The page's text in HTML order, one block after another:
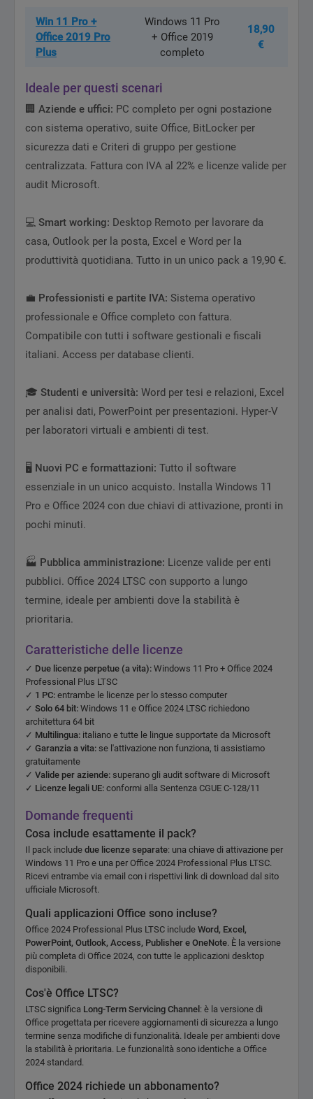
Win 11 Pro +
Office 2019 Pro
Plus
Windows 11 Pro
+ Office 2019
completo
18,90
€
Ideale per questi scenari
🏢 Aziende e uffici: PC completo per ogni postazione
con sistema operativo, suite Office, BitLocker per
sicurezza dati e Criteri di gruppo per gestione
centralizzata. Fattura con IVA al 22% e licenze valide per
audit Microsoft.
💻 Smart working: Desktop Remoto per lavorare da
casa, Outlook per la posta, Excel e Word per la
produttività quotidiana. Tutto in un unico pack a 19,90 €.
💼 Professionisti e partite IVA: Sistema operativo
professionale e Office completo con fattura.
Compatibile con tutti i software gestionali e fiscali
italiani. Access per database clienti.
🎓 Studenti e università: Word per tesi e relazioni, Excel
per analisi dati, PowerPoint per presentazioni. Hyper-V
per laboratori virtuali e ambienti di test.
🖥 Nuovi PC e formattazioni: Tutto il software
essenziale in un unico acquisto. Installa Windows 11
Pro e Office 2024 con due chiavi di attivazione, pronti in
pochi minuti.
🏭 Pubblica amministrazione: Licenze valide per enti
pubblici. Office 2024 LTSC con supporto a lungo
termine, ideale per ambienti dove la stabilità è
prioritaria.
Caratteristiche delle licenze
✓ Due licenze perpetue (a vita): Windows 11 Pro + Office 2024
Professional Plus LTSC
✓ 1 PC: entrambe le licenze per lo stesso computer
✓ Solo 64 bit: Windows 11 e Office 2024 LTSC richiedono
architettura 64 bit
✓ Multilingua: italiano e tutte le lingue supportate da Microsoft
✓ Garanzia a vita: se l'attivazione non funziona, ti assistiamo
gratuitamente
✓ Valide per aziende: superano gli audit software di Microsoft
✓ Licenze legali UE: conformi alla Sentenza CGUE C-128/11
Domande frequenti
Cosa include esattamente il pack?
Il pack include due licenze separate: una chiave di attivazione per
Windows 11 Pro e una per Office 2024 Professional Plus LTSC.
Ricevi entrambe via email con i rispettivi link di download dal sito
ufficiale Microsoft.
Quali applicazioni Office sono incluse?
Office 2024 Professional Plus LTSC include Word, Excel,
PowerPoint, Outlook, Access, Publisher e OneNote. È la versione
più completa di Office 2024, con tutte le applicazioni desktop
disponibili.
Cos'è Office LTSC?
LTSC significa Long-Term Servicing Channel : è la versione di
Office progettata per ricevere aggiornamenti di sicurezza a lungo
termine senza modifiche di funzionalità. Ideale per ambienti dove
la stabilità è prioritaria. Le funzionalità sono identiche a Office
2024 standard.
Office 2024 richiede un abbonamento?